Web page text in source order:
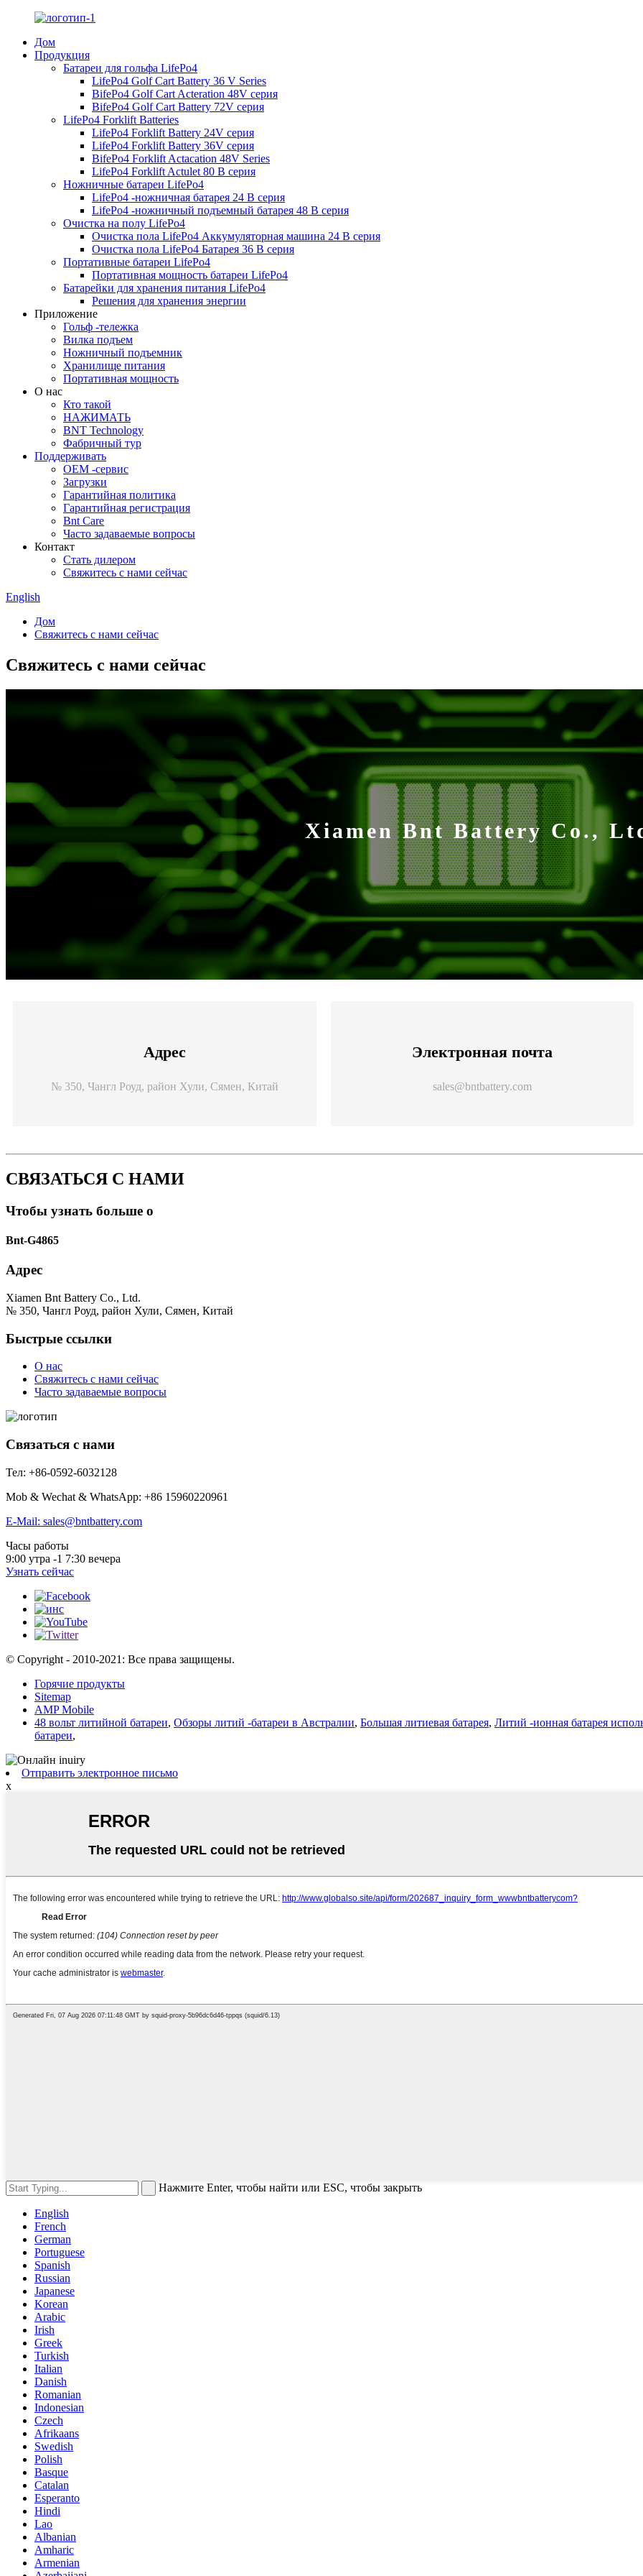
Дом
Продукция
Батареи для гольфа LifePo4
LifePo4 Golf Cart Battery 36 V Series
BifePo4 Golf Cart Acteration 48V серия
BifePo4 Golf Cart Battery 72V серия
LifePo4 Forklift Batteries
LifePo4 Forklift Battery 24V серия
LifePo4 Forklift Battery 36V серия
BifePo4 Forklift Actacation 48V Series
LifePo4 Forklift Actulet 80 В серия
Ножничные батареи LifePo4
LifePo4 -ножничная батарея 24 В серия
LifePo4 -ножничный подъемный батарея 48 В серия
Очистка на полу LifePo4
Очистка пола LifePo4 Аккумуляторная машина 24 В серия
Очистка пола LifePo4 Батарея 36 В серия
Портативные батареи LifePo4
Портативная мощность батареи LifePo4
Батарейки для хранения питания LifePo4
Решения для хранения энергии
Приложение
Гольф -тележка
Вилка подъем
Ножничный подъемник
Хранилище питания
Портативная мощность
О нас
Кто такой
НАЖИМАТЬ
BNT Technology
Фабричный тур
Поддерживать
OEM -сервис
Загрузки
Гарантийная политика
Гарантийная регистрация
Bnt Care
Часто задаваемые вопросы
Контакт
Стать дилером
Свяжитесь с нами сейчас
English
Дом
Свяжитесь с нами сейчас
Свяжитесь с нами сейчас
Xiamen Bnt Battery Co.,
Адрес
№ 350, Чангл Роуд, район Хули, Сямен, Китай
Электронная почта
sales@bntbattery.com
СВЯЗАТЬСЯ С НАМИ
Чтобы узнать больше о
Bnt-G4865
Адрес
Xiamen Bnt Battery Co., Ltd.
№ 350, Чангл Роуд, район Хули, Сямен, Китай
Быстрые ссылки
О нас
Свяжитесь с нами сейчас
Часто задаваемые вопросы
Связаться с нами
Тел: +86-0592-6032128
Mob & Wechat & WhatsApp: +86 15960220961
E-Mail: sales@bntbattery.com
Часы работы
9:00 утра -1 7:30 вечера
Узнать сейчас
© Copyright - 2010-2021: Все права защищены.
Горячие продукты
Sitemap
AMP Mobile
48 вольт литийной батареи, Обзоры литий -батареи в Австралии, Большая литиевая батарея, Литий -ионная батарея
батареи,
Отправить электронное письмо
x
Нажмите Enter, чтобы найти или ESC, чтобы закрыть
English
French
German
Portuguese
Spanish
Russian
Japanese
Korean
Arabic
Irish
Greek
Turkish
Italian
Danish
Romanian
Indonesian
Czech
Afrikaans
Swedish
Polish
Basque
Catalan
Esperanto
Hindi
Lao
Albanian
Amharic
Armenian